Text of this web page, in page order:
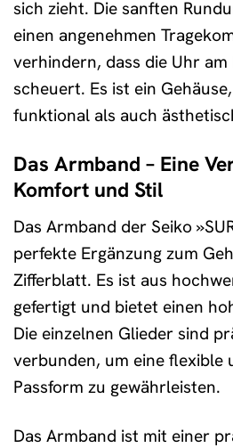
sich zieht. Die sanften
einen angenehmen
verhindern, dass die Uhr am
scheuert. Es ist ein
funktional als auch
Das Armband – Eine
Komfort und Stil
Das Armband der Seiko
perfekte Ergänzung zum
Zifferblatt. Es ist aus
gefertigt und bietet einen
Die einzelnen Glieder sind
verbunden, um eine flexible
Passform zu gewährleisten.
Das Armband ist mit einer